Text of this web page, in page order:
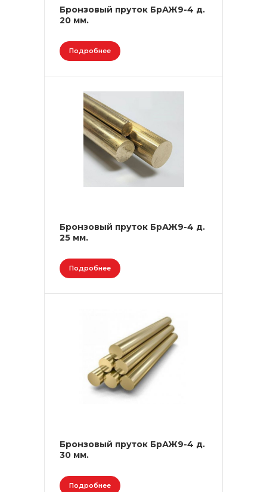
Бронзовый пруток БрАЖ9-4 д.
20 мм.
Подробнее
Бронзовый пруток БрАЖ9-4 д.
25 мм.
Подробнее
Бронзовый пруток БрАЖ9-4 д.
30 мм.
Подробнее